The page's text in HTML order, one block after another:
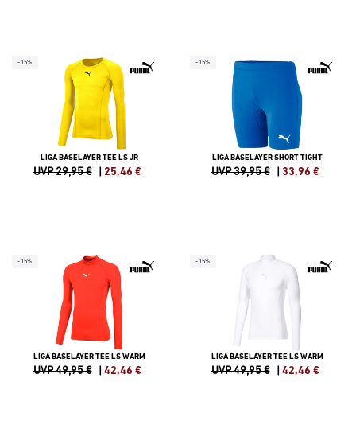
-15%
LIGA BASELAYER TEE LS JR
UVP 29,95 € | 25,46 €
-15%
LIGA BASELAYER SHORT TIGHT
UVP 39,95 € | 33,96 €
-15%
LIGA BASELAYER TEE LS WARM
UVP 49,95 € | 42,46 €
-15%
LIGA BASELAYER TEE LS WARM
UVP 49,95 € | 42,46 €